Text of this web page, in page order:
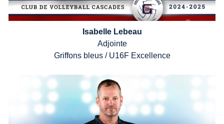
Isabelle Lebeau
Adjointe
Griffons bleus / U16F Excellence